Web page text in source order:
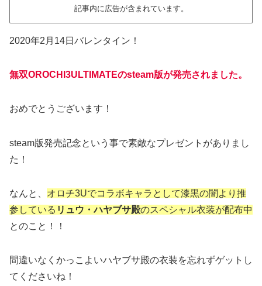
記事内に広告が含まれています。
2020年2月14日バレンタイン！
無双OROCHI3ULTIMATEのsteam版が発売されました。
おめでとうございます！
steam版発売記念という事で素敵なプレゼントがありまし
た！
なんと、 オロチ3Uでコラボキャラとして漆黒の闇より推
参している リュウ・ハヤブサ殿のスペシャル衣装が配布中
とのこと！！
間違いなくかっこよいハヤブサ殿の衣装を忘れずゲットし
てくださいね！